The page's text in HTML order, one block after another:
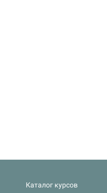
Каталог курсов